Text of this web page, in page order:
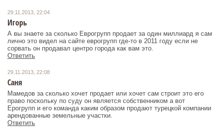
29.11.2013, 22:04
Игорь
А вы знаете за сколько Еврогрупп продает за один миллиард я сам
лично это видел на сайте еврогрупп где-то в 2011 году если не
сорвать он продавал центро города как вам это.
Ответить
29.11.2013, 22:08
Саня
Мамедов за сколько хочет продает или хочет сам строит это его
право поскольку по суду он является собственником а вот
Ерогрупп и его команда каким образом продают турецкой компании
арендованные земельные участки.
Ответить